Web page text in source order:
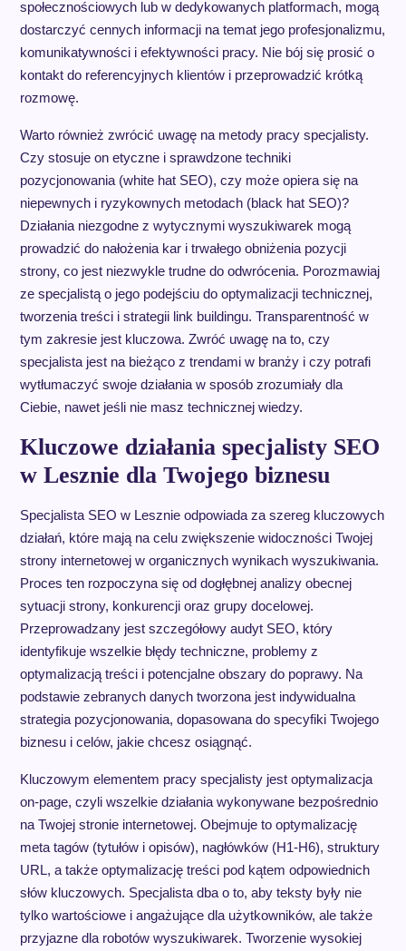
społecznościowych lub w dedykowanych platformach, mogą
dostarczyć cennych informacji na temat jego profesjonalizmu,
komunikatywności i efektywności pracy. Nie bój się prosić o
kontakt do referencyjnych klientów i przeprowadzić krótką
rozmowę.
Warto również zwrócić uwagę na metody pracy specjalisty.
Czy stosuje on etyczne i sprawdzone techniki
pozycjonowania (white hat SEO), czy może opiera się na
niepewnych i ryzykownych metodach (black hat SEO)?
Działania niezgodne z wytycznymi wyszukiwarek mogą
prowadzić do nałożenia kar i trwałego obniżenia pozycji
strony, co jest niezwykle trudne do odwrócenia. Porozmawiaj
ze specjalistą o jego podejściu do optymalizacji technicznej,
tworzenia treści i strategii link buildingu. Transparentność w
tym zakresie jest kluczowa. Zwróć uwagę na to, czy
specjalista jest na bieżąco z trendami w branży i czy potrafi
wytłumaczyć swoje działania w sposób zrozumiały dla
Ciebie, nawet jeśli nie masz technicznej wiedzy.
Kluczowe działania specjalisty SEO
w Lesznie dla Twojego biznesu
Specjalista SEO w Lesznie odpowiada za szereg kluczowych
działań, które mają na celu zwiększenie widoczności Twojej
strony internetowej w organicznych wynikach wyszukiwania.
Proces ten rozpoczyna się od dogłębnej analizy obecnej
sytuacji strony, konkurencji oraz grupy docelowej.
Przeprowadzany jest szczegółowy audyt SEO, który
identyfikuje wszelkie błędy techniczne, problemy z
optymalizacją treści i potencjalne obszary do poprawy. Na
podstawie zebranych danych tworzona jest indywidualna
strategia pozycjonowania, dopasowana do specyfiki Twojego
biznesu i celów, jakie chcesz osiągnąć.
Kluczowym elementem pracy specjalisty jest optymalizacja
on-page, czyli wszelkie działania wykonywane bezpośrednio
na Twojej stronie internetowej. Obejmuje to optymalizację
meta tagów (tytułów i opisów), nagłówków (H1-H6), struktury
URL, a także optymalizację treści pod kątem odpowiednich
słów kluczowych. Specjalista dba o to, aby teksty były nie
tylko wartościowe i angażujące dla użytkowników, ale także
przyjazne dla robotów wyszukiwarek. Tworzenie wysokiej